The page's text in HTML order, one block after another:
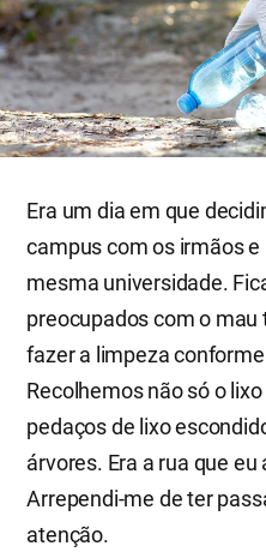
Era um dia em que
campus com os irmãos
mesma universidade.
preocupados com o
fazer a limpeza
Recolhemos não só o
pedaços de lixo
árvores. Era a rua que
Arrependi-me de ter
atenção.